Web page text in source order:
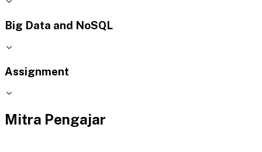
Big Data and NoSQL
Assignment
Mitra Pengajar